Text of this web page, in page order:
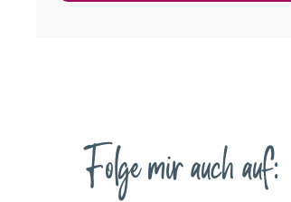
Folge mir auch auf: